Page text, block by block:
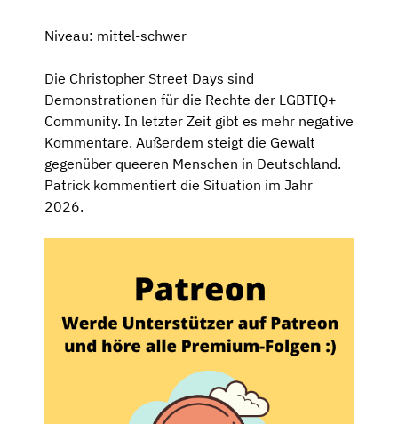
Niveau: mittel-schwer
Die Christopher Street Days sind
Demonstrationen für die Rechte der LGBTIQ+
Community. In letzter Zeit gibt es mehr negative
Kommentare. Außerdem steigt die Gewalt
gegenüber queeren Menschen in Deutschland.
Patrick kommentiert die Situation im Jahr
2026.